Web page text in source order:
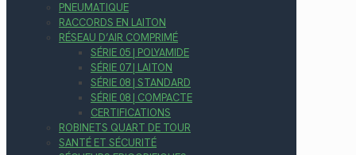
PNEUMATIQUE
RACCORDS EN LAITON
RÉSEAU D’AIR COMPRIMÉ
SÉRIE 05 | POLYAMIDE
SÉRIE 07 | LAITON
SÉRIE 08 | STANDARD
SÉRIE 08 | COMPACTE
CERTIFICATIONS
ROBINETS QUART DE TOUR
SANTÉ ET SÉCURITÉ